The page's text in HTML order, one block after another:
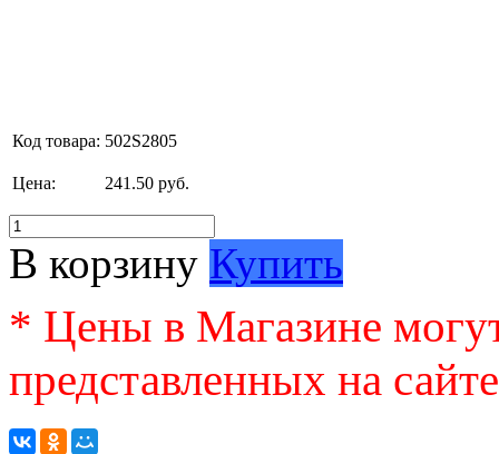
Код товара: 502S2805
Цена: 241.50 руб.
В корзину Купить
* Цены в Магазине
представленных на сайте